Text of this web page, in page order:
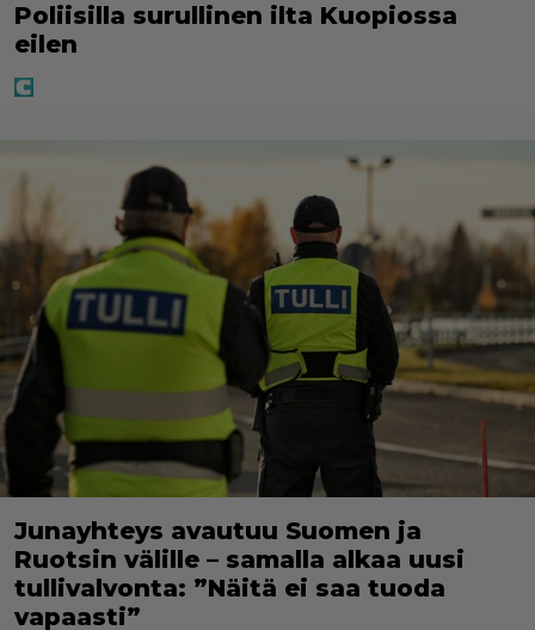
Poliisilla surullinen ilta Kuopiossa
eilen
Junayhteys avautuu Suomen ja
Ruotsin välille – samalla alkaa uusi
tullivalvonta: ”Näitä ei saa tuoda
vapaasti”